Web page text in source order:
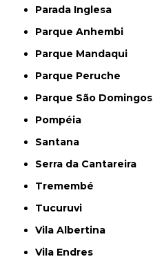
Parada Inglesa
Parque Anhembi
Parque Mandaqui
Parque Peruche
Parque São Domingos
Pompéia
Santana
Serra da Cantareira
Tremembé
Tucuruvi
Vila Albertina
Vila Endres